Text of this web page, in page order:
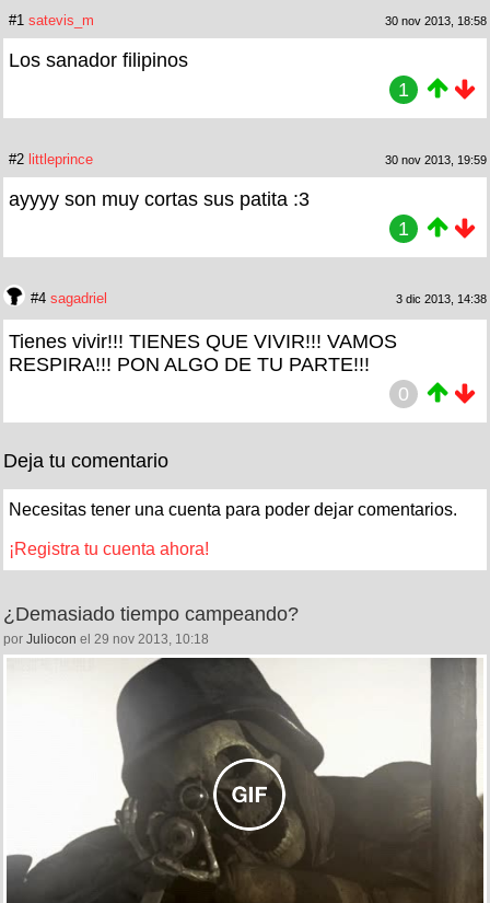
#1 satevis_m 30 nov 2013, 18:58
Los sanador filipinos
1
#2 littleprince 30 nov 2013, 19:59
ayyyy son muy cortas sus patita :3
1
#4 sagadriel 3 dic 2013, 14:38
Tienes vivir!!! TIENES QUE VIVIR!!! VAMOS
RESPIRA!!! PON ALGO DE TU PARTE!!!
0
Deja tu comentario
Necesitas tener una cuenta para poder dejar comentarios.
¡Registra tu cuenta ahora!
¿Demasiado tiempo campeando?
por Juliocon el 29 nov 2013, 10:18